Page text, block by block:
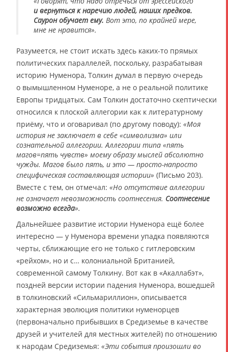
и вернуться к наречию людей, наших предков.
Саурон обучает ему. Вот это, по крайней мере,
мне не нравится».
Разумеется, не стоит искать здесь каких-то прямых
политических параллелей, поскольку, разрабатывая
историю Нуменора, Толкин думал в первую очередь
о вымышленном Нуменоре, а не о реальной политике
Европы тридцатых. Сам Толкин достаточно скептически
относился к плоской аллегории как к литературному
приёму, что и оговаривал (по другому поводу): «Моя
история не заключает в себе «символизма» или
сознательной аллегории. Аллегории типа «пять
магов=пять чувств» моему образу мыслей абсолютно
чужды. Магов было пять, и это — просто-напросто
специфическая составляющая истории» (Письмо 203).
Вместе с тем, он отмечал: «Но отсутствие аллегории
не означает невозможность соотнесения. Соотнесение
возможно всегда».
Дальнейшее развитие истории Нуменора ещё более
интересно — у Нуменора времени упадка появляются
черты, сближающие его не только с гитлеровским
«рейхом», но и с… колониальной Британией,
современной самому Толкину. Вот как в «Акаллабэт»,
поздней версии истории падения Нуменора, вошедшей
в толкиновский «Сильмариллион», описывается
характерная эволюция политики нуменорцев
(первоначально прибывших в Средиземье в качестве
друзей и учителей для местных жителей) по отношению
к народам Средиземья: «Эти события произошли во